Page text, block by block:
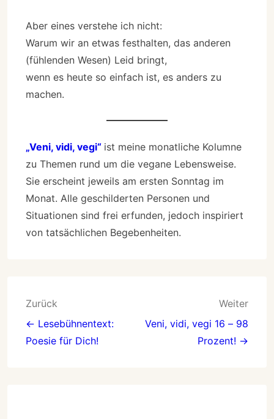
Aber eines verstehe ich nicht:
Warum wir an etwas festhalten, das anderen
(fühlenden Wesen) Leid bringt,
wenn es heute so einfach ist, es anders zu
machen.
„Veni, vidi, vegi“ ist meine monatliche Kolumne
zu Themen rund um die vegane Lebensweise.
Sie erscheint jeweils am ersten Sonntag im
Monat. Alle geschilderten Personen und
Situationen sind frei erfunden, jedoch inspiriert
von tatsächlichen Begebenheiten.
Zurück
← Lesebühnentext:
Poesie für Dich!
Weiter
Veni, vidi, vegi 16 – 98
Prozent! →